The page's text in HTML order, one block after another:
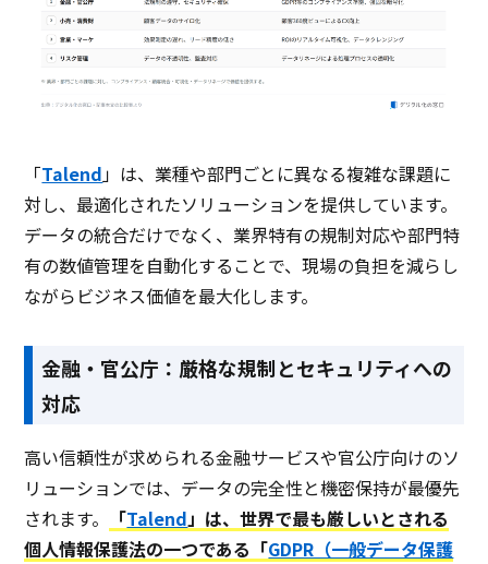
「Talend 」は、業種や部門ごとに異なる複雑な課題に
対し、最適化されたソリューションを提供しています。
データの統合だけでなく、業界特有の規制対応や部門特
有の数値管理を自動化することで、現場の負担を減らし
ながらビジネス価値を最大化します。
金融・官公庁：厳格な規制とセキュリティへの
対応
高い信頼性が求められる金融サービスや官公庁向けのソ
リューションでは、データの完全性と機密保持が最優先
されます。
「Talend 」は、世界で最も厳しいとされる
個人情報保護法の一つである「GDPR（一般データ保護